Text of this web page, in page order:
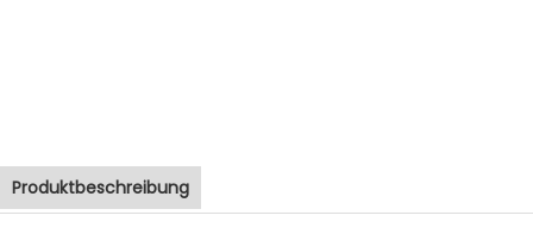
Produktbeschreibung